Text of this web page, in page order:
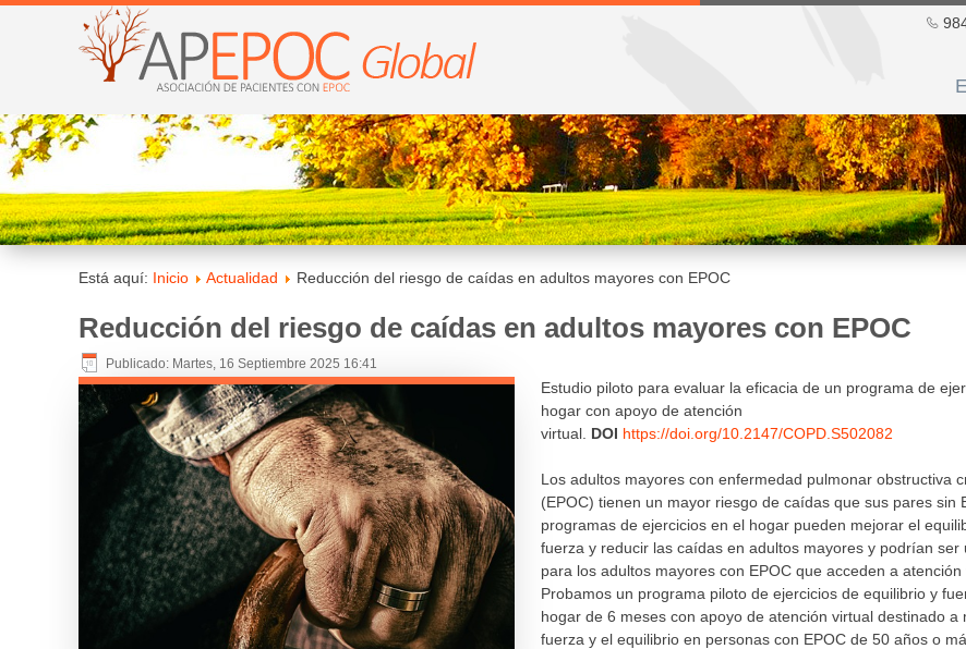
Está aquí: Inicio Actualidad Reducción del riesgo de caídas en adultos mayores con EPOC
Reducción del riesgo de caídas en adultos mayores con EPOC
Publicado: Martes, 16 Septiembre 2025 16:41
Estudio piloto para evaluar la eficacia de un programa de
hogar con apoyo de atención
virtual. DOI https://doi.org/10.2147/COPD.S502082
Los adultos mayores con enfermedad pulmonar obstructiva
(EPOC) tienen un mayor riesgo de caídas que sus pares sin
programas de ejercicios en el hogar pueden mejorar el
fuerza y ​​reducir las caídas en adultos mayores y podrían ser
para los adultos mayores con EPOC que acceden a atención
Probamos un programa piloto de ejercicios de equilibrio y
hogar de 6 meses con apoyo de atención virtual destinado a
fuerza y ​​el equilibrio en personas con EPOC de 50 años o